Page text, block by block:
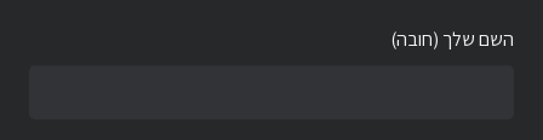
השם שלך (חובה)